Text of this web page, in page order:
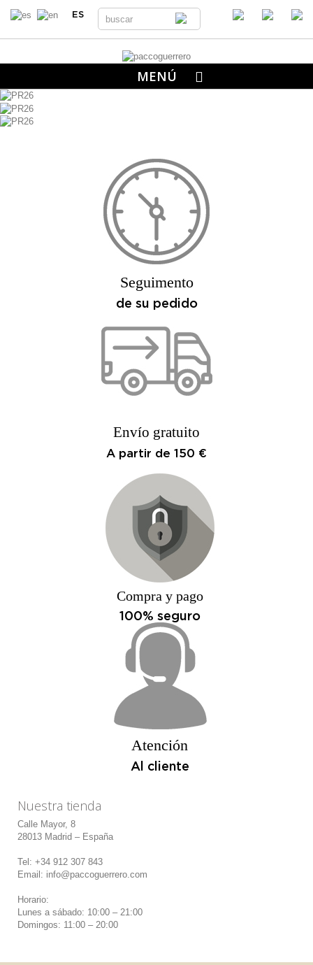
ES
MENÚ
Seguimento
de su pedido
Envío gratuito
A partir de 150 €
Compra y pago
100% seguro
Atención
Al cliente
Nuestra tienda
Calle Mayor, 8
28013 Madrid – España
Tel: +34 912 307 843
Email: info@paccoguerrero.com
Horario:
Lunes a sábado: 10:00 – 21:00
Domingos: 11:00 – 20:00